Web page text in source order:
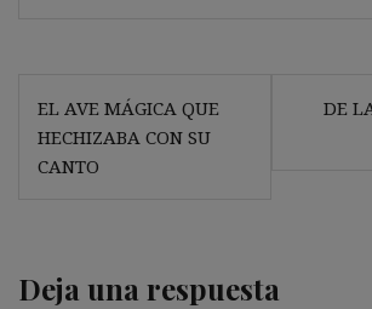
Navegación
de
entradas
EL AVE MÁGICA QUE
HECHIZABA CON SU
CANTO
DE
Deja una respuesta